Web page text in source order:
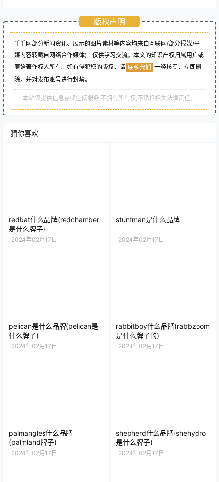
版权声明
千千网部分新闻资讯、展示的图片素材等内容均来自互联网(部分报媒/平
媒内容转载自网络合作媒体)，仅供学习交流。本文的知识产权归属用户或
原始著作权人所有。如有侵犯您的版权，请 联系我们
一经核实，立即删
除。并对发布账号进行封禁。
本站仅提供信息存储空间服务,不拥有所有权,不承担相关法律责任。
猜你喜欢
redbat什么品牌(redchamber
是什么牌子)
2024年02月17日
stuntman是什么品牌
2024年02月17日
pelican是什么品牌(pelican是
什么牌子)
2024年02月17日
rabbitboy什么品牌(rabbzoom
是什么牌子的)
2024年02月17日
palmangles什么品牌
(palmland牌子)
2024年02月17日
shepherd什么品牌(shehydro
是什么牌子)
2024年02月17日